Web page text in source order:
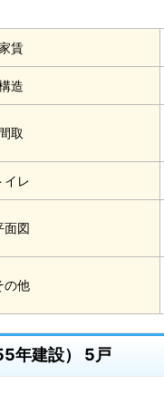
賃
造
取
イレ
面図
の他
年建設） 5戸